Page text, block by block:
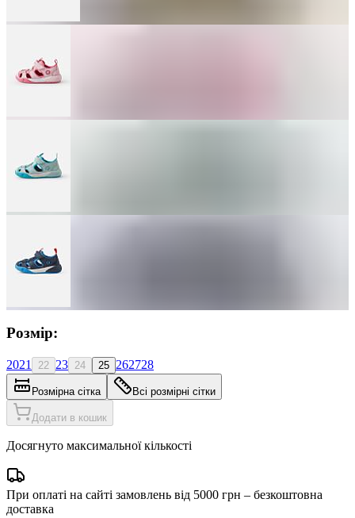
Розмір:
2021 22 23 24 25 262728
Розмірна сітка Всі розмірні сітки
Додати в кошик
Досягнуто максимальної кількості
При оплаті на сайті замовлень від 5000 грн – безкоштовна
доставка